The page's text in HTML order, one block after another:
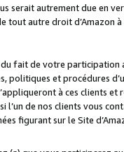
serait autrement due en
tout autre droit
fait de votre
politiques et procédures
à ces clients
l’un de nos clients vous
figurant sur le Site